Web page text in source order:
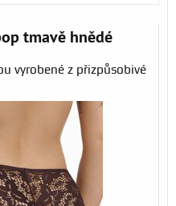
tmavě hnědé
vyrobené z přizpůsobivé